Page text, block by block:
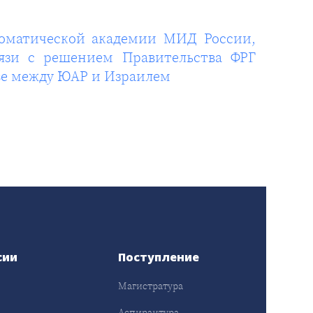
академии МИД России,
с решением Правительства ФРГ
между ЮАР и Израилем
Поступление
Магистратура